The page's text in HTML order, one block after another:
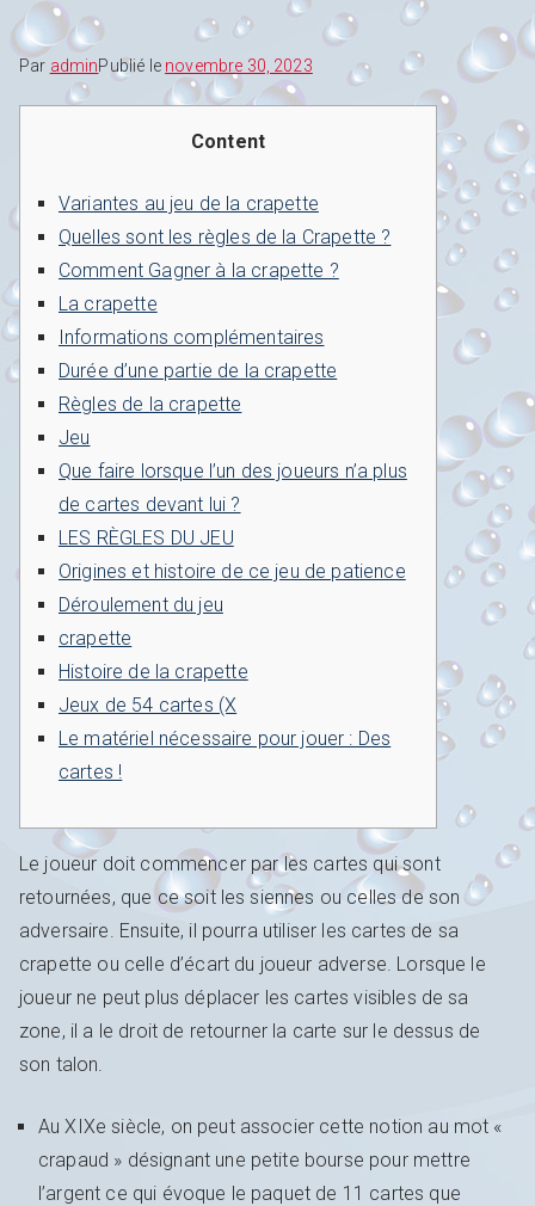
Par adminPublié le novembre 30, 2023
Content
Variantes au jeu de la crapette
Quelles sont les règles de la Crapette ?
Comment Gagner à la crapette ?
La crapette
Informations complémentaires
Durée d’une partie de la crapette
Règles de la crapette
Jeu
Que faire lorsque l’un des joueurs n’a plus
de cartes devant lui ?
LES RÈGLES DU JEU
Origines et histoire de ce jeu de patience
Déroulement du jeu
crapette
Histoire de la crapette
Jeux de 54 cartes (X
Le matériel nécessaire pour jouer : Des
cartes !
Le joueur doit commencer par les cartes qui sont
retournées, que ce soit les siennes ou celles de son
adversaire. Ensuite, il pourra utiliser les cartes de sa
crapette ou celle d’écart du joueur adverse. Lorsque le
joueur ne peut plus déplacer les cartes visibles de sa
zone, il a le droit de retourner la carte sur le dessus de
son talon.
Au XIXe siècle, on peut associer cette notion au mot «
crapaud » désignant une petite bourse pour mettre
l’argent ce qui évoque le paquet de 11 cartes que